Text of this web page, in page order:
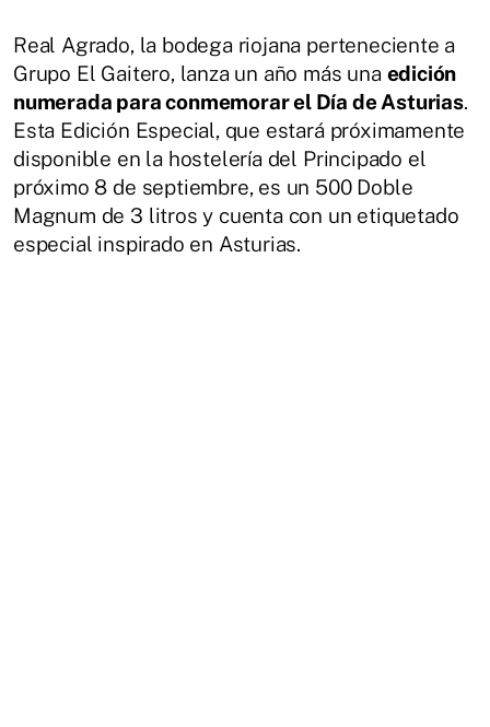
Real Agrado, la bodega riojana perteneciente a
Grupo El Gaitero, lanza un año más una edición
numerada para conmemorar el Día de Asturias.
Esta Edición Especial, que estará próximamente
disponible en la hostelería del Principado el
próximo 8 de septiembre, es un 500 Doble
Magnum de 3 litros y cuenta con un etiquetado
especial inspirado en Asturias.